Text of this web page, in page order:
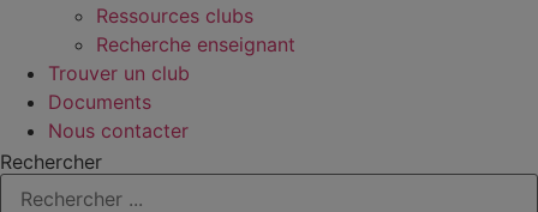
Ressources clubs
Recherche enseignant
Trouver un club
Documents
Nous contacter
Rechercher